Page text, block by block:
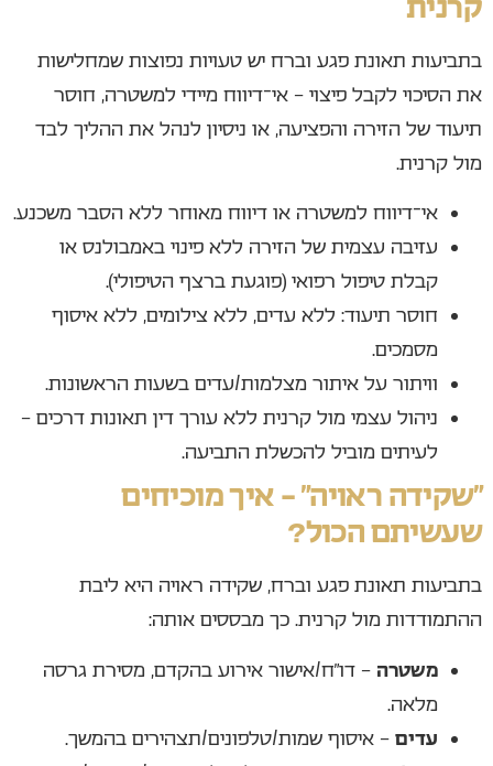
בתביעות תאונת פגע וברח יש טעויות נפוצות שמחלישות
את הסיכוי לקבל פיצוי – אי־דיווח מיידי למשטרה, חוסר
תיעוד של הזירה והפציעה, או ניסיון לנהל את ההליך לבד
מול קרנית.
אי־דיווח למשטרה או דיווח מאוחר ללא הסבר משכנע.
עזיבה עצמית של הזירה ללא פינוי באמבולנס או
קבלת טיפול רפואי (פוגעת ברצף הטיפולי).
חוסר תיעוד: ללא עדים, ללא צילומים, ללא איסוף
מסמכים.
וויתור על איתור מצלמות/עדים בשעות הראשונות.
ניהול עצמי מול קרנית ללא עורך דין תאונות דרכים –
לעיתים מוביל להכשלת התביעה.
“שקידה ראויה” – איך מוכיחים
שעשיתם הכול?
בתביעות תאונת פגע וברח, שקידה ראויה היא ליבת
ההתמודדות מול קרנית. כך מבססים אותה:
משטרה – דו״ח/אישור אירוע בהקדם, מסירת גרסה
מלאה.
עדים – איסוף שמות/טלפונים/תצהירים בהמשך.